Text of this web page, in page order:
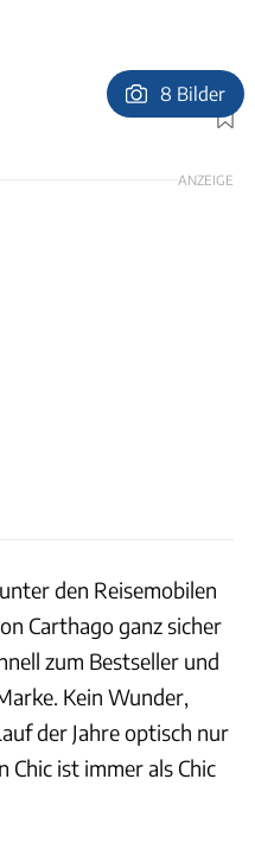
Foto: Andreas Becker
8 Bilder
ANZEIGE
den Reisemobilen
Carthago ganz sicher
zum Bestseller und
Kein Wunder,
der Jahre optisch nur
ist immer als Chic